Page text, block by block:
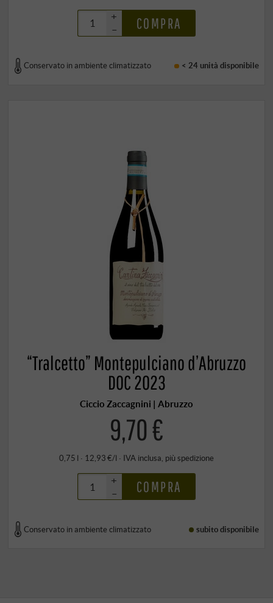
+
–
COMPRA
Conservato in ambiente climatizzato < 24 unità disponibile
“Tralcetto” Montepulciano d’Abruzzo
DOC 2023
Ciccio Zaccagnini | Abruzzo
9,70 €
0,75 l · 12,93 €/l · IVA inclusa, più spedizione
+
–
COMPRA
Conservato in ambiente climatizzato subito disponibile